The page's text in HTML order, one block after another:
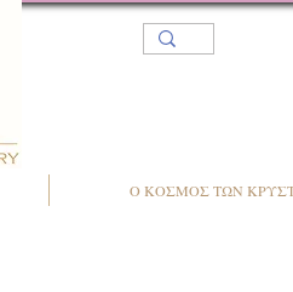
Ο ΚΟΣΜΟΣ ΤΩΝ